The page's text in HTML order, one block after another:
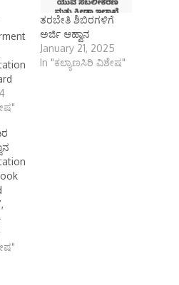
ತರಬೇತಿ ಶಿಬಿರಗಳಿಗೆ
ಅರ್ಜಿ ಆಹ್ವಾನ
January 21, 2025
In "ಕಲ್ಯಾಣಸಿರಿ ವಿಶೇಷ"